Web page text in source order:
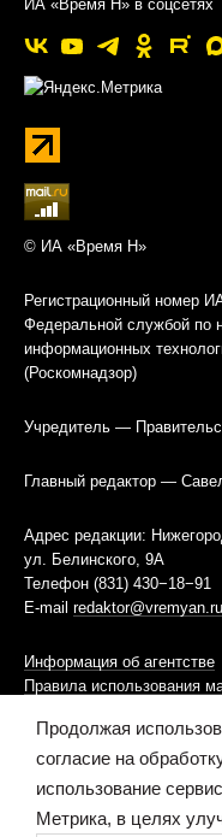
ИА «Время Н» в соцсетях
© ИА «Время Н»
Регистрационный номер
Федеральной службой по
информационных
(Роскомнадзор)
Учредитель —
Главный редактор —
Адрес редакции:
ул. Белинского, 9А
Телефон (831) 430−18−91
E-mail redaktor@vremyan.ru
Информация об агентстве
Правила использования
Информационная
Ресурс содержит
Продолжая
согласие на
использование
Метрика, в целях